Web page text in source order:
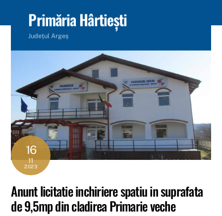
Primăria Hârtiești
Județul Argeș
16
11
2023
Anunt licitatie inchiriere spatiu in suprafata
de 9,5mp din cladirea Primarie veche